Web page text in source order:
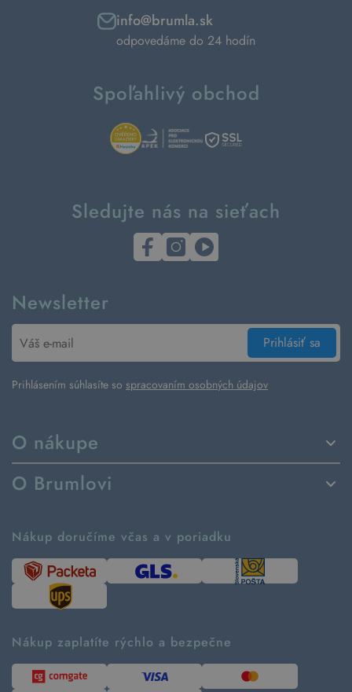
O nákupe
Spôsoby dodania a platby
Vrátenie tovaru a reklamácia
Návod ako nakupovať
Tabuľka veľkostí
Predávané značky
Kontakt
O Brumlovi
Ako tvoríme second hand
Časté otázky
Kde pomáhame
Udržateľnosť
Blog
Pre médiá
info@brumla.sk
odpovedáme do 24 hodín
Spoľahlivý obchod
Sledujte nás na sieťach
Newsletter
Prihlásiť sa
Prihlásením súhlasíte so spracovaním osobných údajov
Nákup doručíme včas a v poriadku
Nákup zaplatíte rýchlo a bezpečne